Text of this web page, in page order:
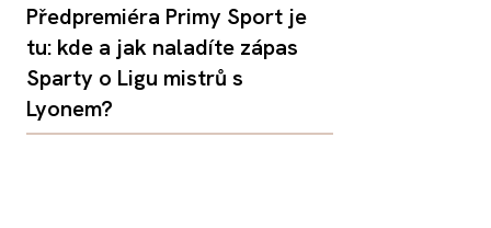
Předpremiéra Primy Sport je
tu: kde a jak naladíte zápas
Sparty o Ligu mistrů s
Lyonem?